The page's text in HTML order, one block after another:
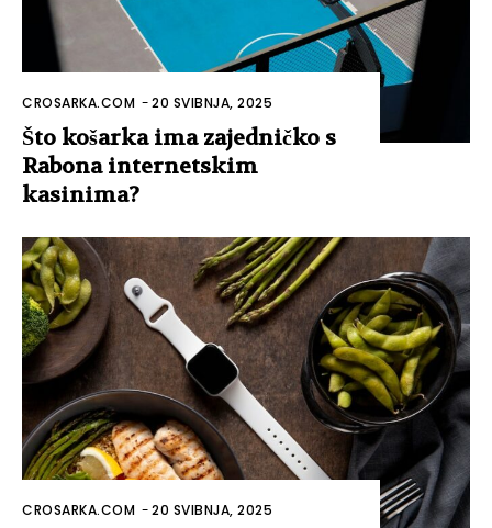
CROSARKA.COM -20 SVIBNJA, 2025
Što košarka ima zajedničko s
Rabona internetskim
kasinima?
CROSARKA.COM -20 SVIBNJA, 2025